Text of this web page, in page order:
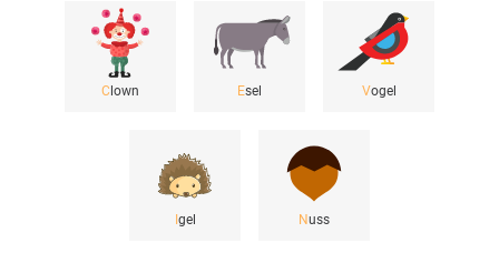
C lown Esel Vogel
gel Nuss